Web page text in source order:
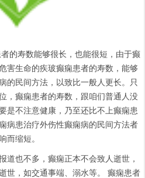
寿数能够很长，也能很短，由于癫
害生命的疾玻癫痫患者的寿数，能够
的民间方法，以致比一般人更长。只
，癫痫患者的寿数，跟咱们普通人没
是不注意健康，乃至还比不上癫痫患
病患治疗外伤性癫痫病的民间方法者
而缩短。
也不多，癫痫正本不会致人逝世，
世，如交通事端、溺水等。 癫痫患者